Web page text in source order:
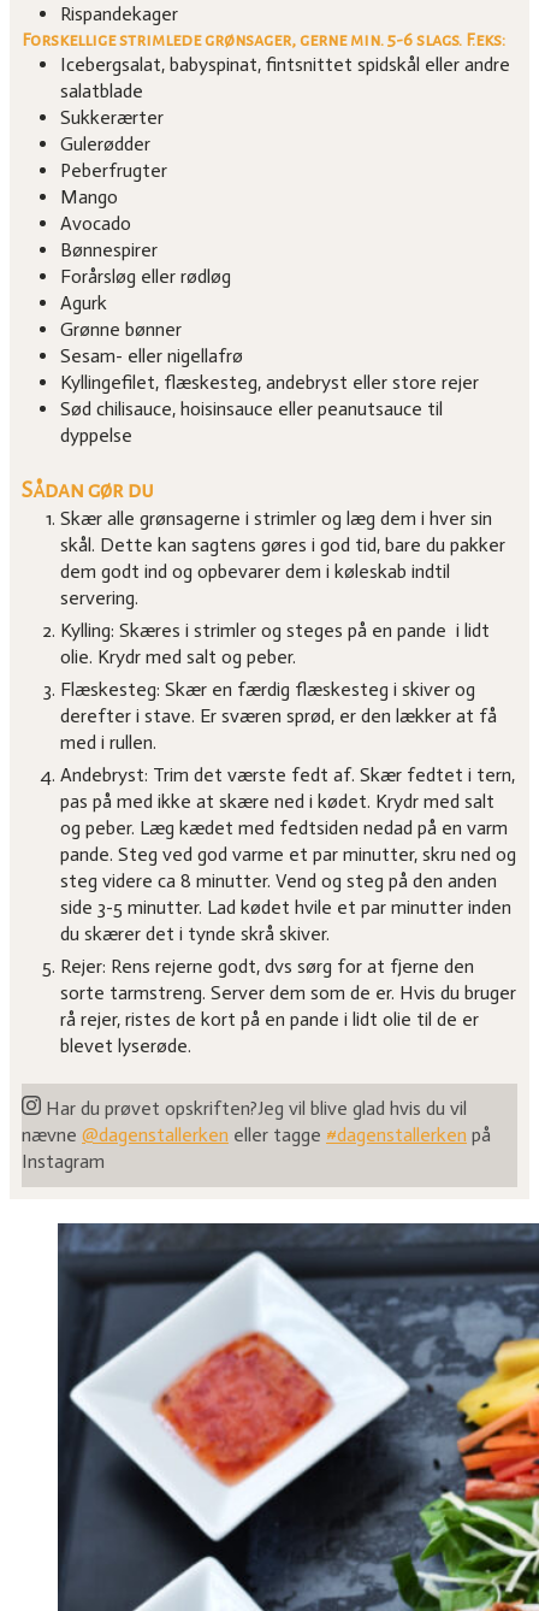
Rispandekager
Forskellige strimlede grønsager, gerne min. 5-6 slags. F.eks:
Icebergsalat, babyspinat, fintsnittet spidskål eller andre
salatblade
Sukkerærter
Gulerødder
Peberfrugter
Mango
Avocado
Bønnespirer
Forårsløg eller rødløg
Agurk
Grønne bønner
Sesam- eller nigellafrø
Kyllingefilet, flæskesteg, andebryst eller store rejer
Sød chilisauce, hoisinsauce eller peanutsauce til
dyppelse
Sådan gør du
Skær alle grønsagerne i strimler og læg dem i hver sin
skål. Dette kan sagtens gøres i god tid, bare du pakker
dem godt ind og opbevarer dem i køleskab indtil
servering.
Kylling: Skæres i strimler og steges på en pande i lidt
olie. Krydr med salt og peber.
Flæskesteg: Skær en færdig flæskesteg i skiver og
derefter i stave. Er sværen sprød, er den lækker at få
med i rullen.
Andebryst: Trim det værste fedt af. Skær fedtet i tern,
pas på med ikke at skære ned i kødet. Krydr med salt
og peber. Læg kædet med fedtsiden nedad på en varm
pande. Steg ved god varme et par minutter, skru ned og
steg videre ca 8 minutter. Vend og steg på den anden
side 3-5 minutter. Lad kødet hvile et par minutter inden
du skærer det i tynde skrå skiver.
Rejer: Rens rejerne godt, dvs sørg for at fjerne den
sorte tarmstreng. Server dem som de er. Hvis du bruger
rå rejer, ristes de kort på en pande i lidt olie til de er
blevet lyserøde.
Har du prøvet opskriften?Jeg vil blive glad hvis du vil
nævne @dagenstallerken eller tagge #dagenstallerken på
Instagram